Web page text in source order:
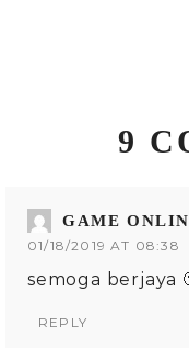
9
GAME
01/18/2019 AT 08:38
semoga berjaya
REPLY